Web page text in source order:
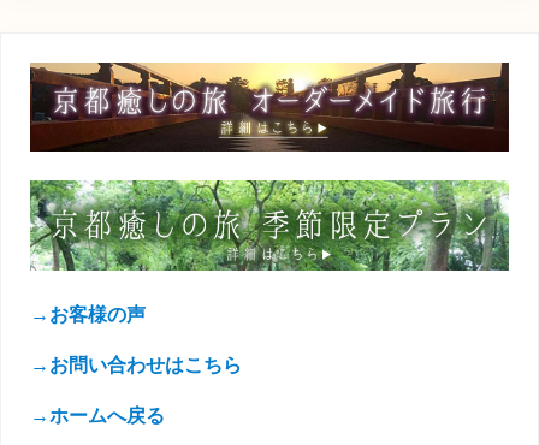
→お客様の声
→お問い合わせはこちら
→ホームへ戻る